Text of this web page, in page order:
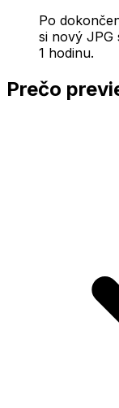
Po
si nový JPG
1 hodinu.
Prečo